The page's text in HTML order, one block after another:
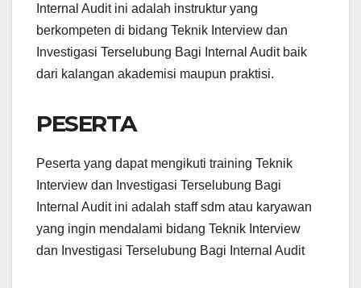
Internal Audit ini adalah instruktur yang
berkompeten di bidang Teknik Interview dan
Investigasi Terselubung Bagi Internal Audit baik
dari kalangan akademisi maupun praktisi.
PESERTA
Peserta yang dapat mengikuti training Teknik
Interview dan Investigasi Terselubung Bagi
Internal Audit ini adalah staff sdm atau karyawan
yang ingin mendalami bidang Teknik Interview
dan Investigasi Terselubung Bagi Internal Audit